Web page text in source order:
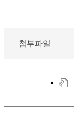
첨부파일